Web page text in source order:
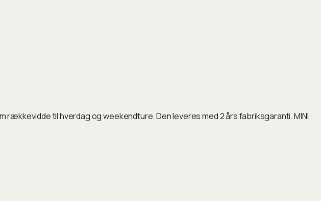
rækkevidde til hverdag og weekendture. Den leveres med 2 års fabriksgaranti. MINI